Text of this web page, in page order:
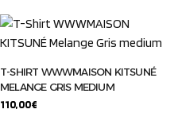
T-SHIRT WWWMAISON KITSUNÉ
MELANGE GRIS MEDIUM
110,00€